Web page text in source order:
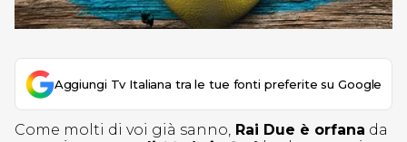
Aggiungi Tv Italiana tra le tue fonti preferite su Google
Come molti di voi già sanno, Rai Due è orfana da